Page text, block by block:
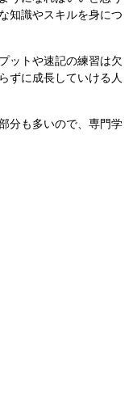
知識やスキルを身につ
ットや速記の練習は欠
ずに成長していける人
分も多いので、専門学